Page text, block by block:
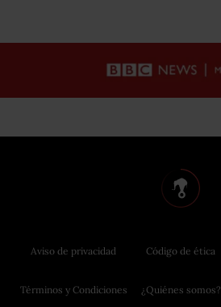
Aviso de privacidad
Términos y Condiciones
Código de ética
¿Quiénes somos?